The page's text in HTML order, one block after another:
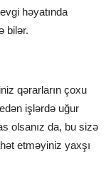
həyatında
bilər.
qərarların çoxu
işlərdə uğur
olsanız da, bu sizə
etməyiniz yaxşı